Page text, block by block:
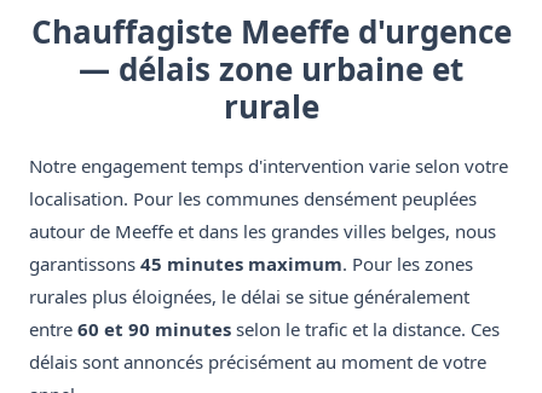
Chauffagiste Meeffe d'urgence
— délais zone urbaine et
rurale
Notre engagement temps d'intervention varie selon votre
localisation. Pour les communes densément peuplées
autour de Meeffe et dans les grandes villes belges, nous
garantissons 45 minutes maximum. Pour les zones
rurales plus éloignées, le délai se situe généralement
entre 60 et 90 minutes selon le trafic et la distance. Ces
délais sont annoncés précisément au moment de votre